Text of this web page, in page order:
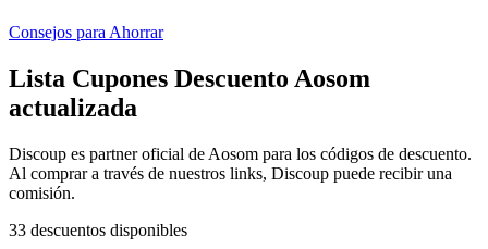
Temu
MediaMarkt
Perfumes
Tiempo libre
Consejos para Ahorrar
Lista Cupones Descuento Aosom
actualizada
Discoup es partner oficial de Aosom para los códigos de descuento.
Al comprar a través de nuestros links, Discoup puede recibir una
comisión.
33 descuentos disponibles